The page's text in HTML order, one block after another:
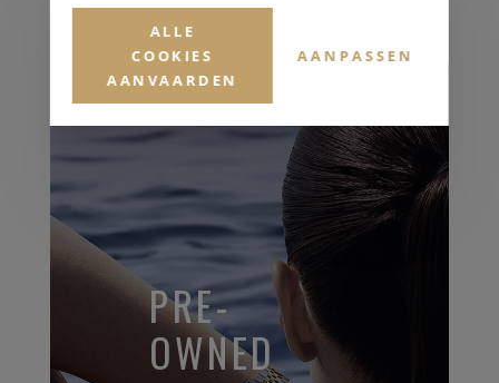
ALLE OUTLET
PRE-
OWNED
ALLE
COOKIES
AANVAARDEN
AANPASSEN